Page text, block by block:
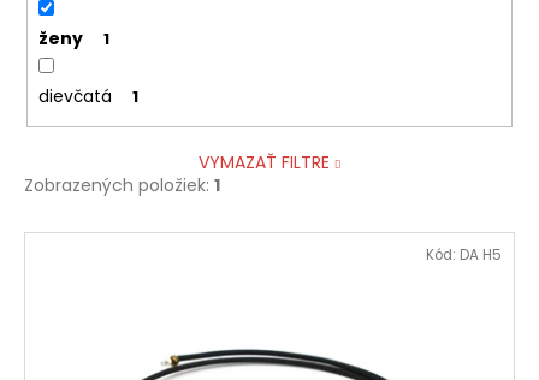
ženy 1
dievčatá 1
VYMAZAŤ FILTRE
Zobrazených položiek: 1
V Kód: DA H5